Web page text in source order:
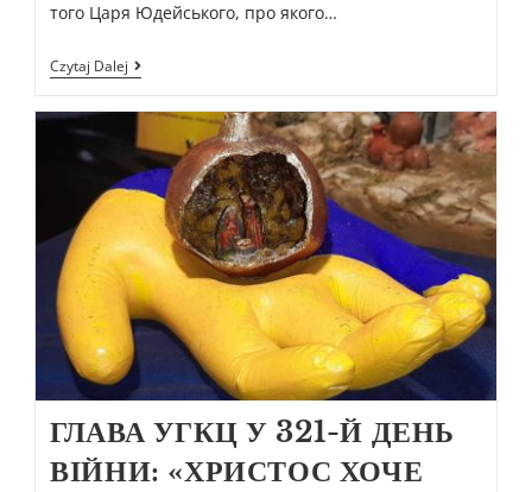
того Царя Юдейського, про якого…
Czytaj Dalej
ГЛАВА УГКЦ У 321-Й ДЕНЬ
ВІЙНИ: «ХРИСТОС ХОЧЕ